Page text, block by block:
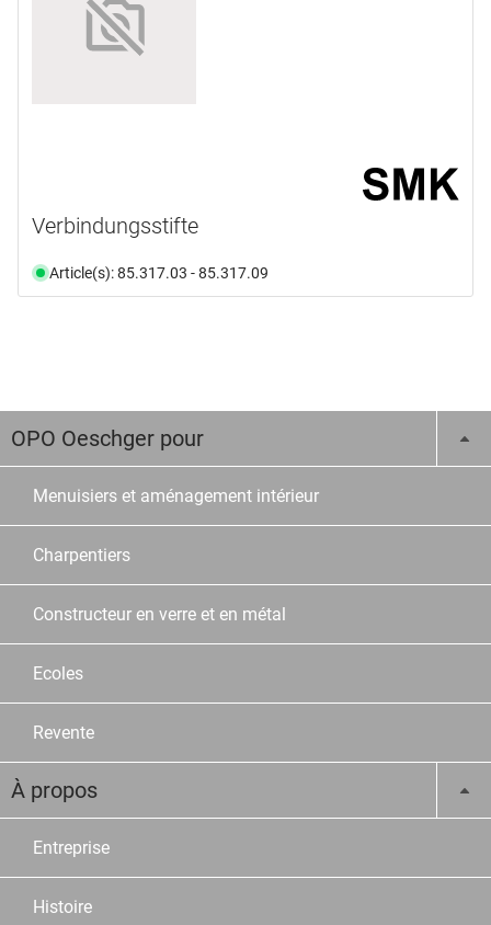
Verbindungsstifte
Article(s): 85.317.03 - 85.317.09
OPO Oeschger pour
Menuisiers et aménagement intérieur
Charpentiers
Constructeur en verre et en métal
Ecoles
Revente
À propos
Entreprise
Histoire